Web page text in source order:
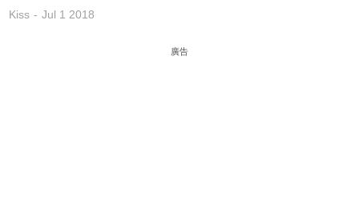
Kiss Jul 1 2018
廣告